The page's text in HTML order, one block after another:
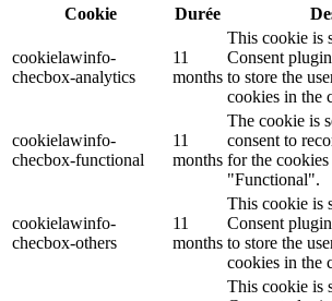
Cookie
Durée
cookielawinfo-
checbox-analytics
11
months
This cookie is
Consent
to store the
cookies in the
cookielawinfo-
checbox-functional
11
months
The cookie is
consent to
for the
"Functional".
cookielawinfo-
checbox-others
11
months
This cookie is
Consent
to store the
cookies in the
This cookie is